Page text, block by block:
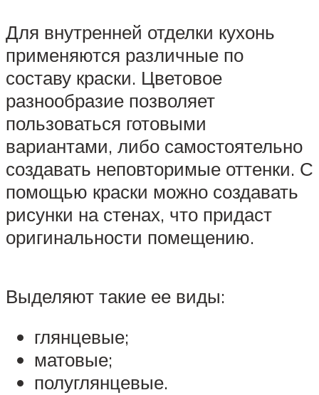
Для внутренней отделки кухонь
применяются различные по
составу краски. Цветовое
разнообразие позволяет
пользоваться готовыми
вариантами, либо самостоятельно
создавать неповторимые оттенки. С
помощью краски можно создавать
рисунки на стенах, что придаст
оригинальности помещению.
Выделяют такие ее виды:
глянцевые;
матовые;
полуглянцевые.